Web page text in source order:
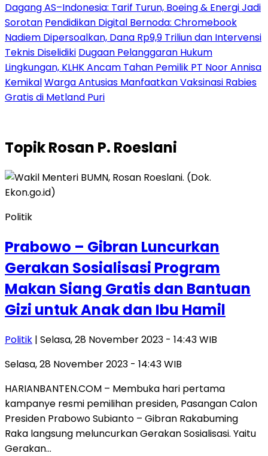
Dagang AS–Indonesia: Tarif Turun, Boeing & Energi Jadi
Sorotan Pendidikan Digital Bernoda: Chromebook
Nadiem Dipersoalkan, Dana Rp9,9 Triliun dan Intervensi
Teknis Diselidiki Dugaan Pelanggaran Hukum
Lingkungan, KLHK Ancam Tahan Pemilik PT Noor Annisa
KemikalWarga Antusias Manfaatkan Vaksinasi Rabies
Gratis di Metland Puri
TopikRosan P. Roeslani
Politik
Prabowo – Gibran Luncurkan
Gerakan Sosialisasi Program
Makan Siang Gratis dan Bantuan
Gizi untuk Anak dan Ibu Hamil
Politik | Selasa, 28 November 2023 - 14:43 WIB
Selasa, 28 November 2023 - 14:43 WIB
HARIANBANTEN.COM – Membuka hari pertama
kampanye resmi pemilihan presiden, Pasangan Calon
Presiden Prabowo Subianto – Gibran Rakabuming
Raka langsung meluncurkan Gerakan Sosialisasi. Yaitu
Gerakan…